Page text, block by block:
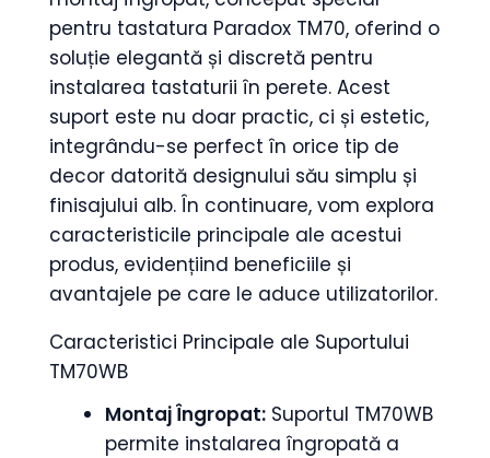
pentru tastatura Paradox TM70, oferind o
soluție elegantă și discretă pentru
instalarea tastaturii în perete. Acest
suport este nu doar practic, ci și estetic,
integrându-se perfect în orice tip de
decor datorită designului său simplu și
finisajului alb. În continuare, vom explora
caracteristicile principale ale acestui
produs, evidențiind beneficiile și
avantajele pe care le aduce utilizatorilor.
Caracteristici Principale ale Suportului
TM70WB
Montaj Îngropat: Suportul TM70WB
permite instalarea îngropată a